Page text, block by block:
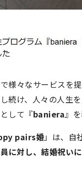
様々なサービスを
続け、人々の人生
して『baniera』
pairs婚」は、自
に対し、結婚祝い